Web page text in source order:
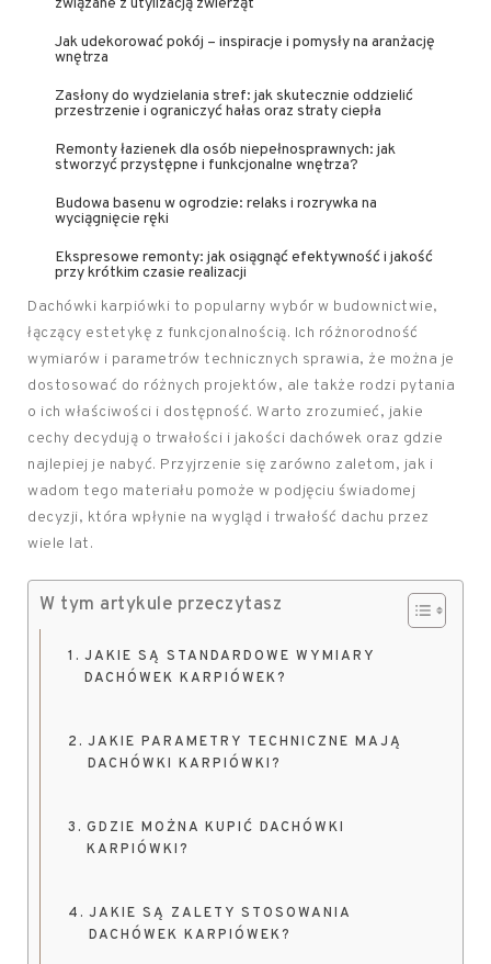
związane z utylizacją zwierząt
Jak udekorować pokój – inspiracje i pomysły na aranżację
wnętrza
Zasłony do wydzielania stref: jak skutecznie oddzielić
przestrzenie i ograniczyć hałas oraz straty ciepła
Remonty łazienek dla osób niepełnosprawnych: jak
stworzyć przystępne i funkcjonalne wnętrza?
Budowa basenu w ogrodzie: relaks i rozrywka na
wyciągnięcie ręki
Ekspresowe remonty: jak osiągnąć efektywność i jakość
przy krótkim czasie realizacji
Dachówki karpiówki to popularny wybór w budownictwie,
łączący estetykę z funkcjonalnością. Ich różnorodność
wymiarów i parametrów technicznych sprawia, że można je
dostosować do różnych projektów, ale także rodzi pytania
o ich właściwości i dostępność. Warto zrozumieć, jakie
cechy decydują o trwałości i jakości dachówek oraz gdzie
najlepiej je nabyć. Przyjrzenie się zarówno zaletom, jak i
wadom tego materiału pomoże w podjęciu świadomej
decyzji, która wpłynie na wygląd i trwałość dachu przez
wiele lat.
W tym artykule przeczytasz
JAKIE SĄ STANDARDOWE WYMIARY
DACHÓWEK KARPIÓWEK?
JAKIE PARAMETRY TECHNICZNE MAJĄ
DACHÓWKI KARPIÓWKI?
GDZIE MOŻNA KUPIĆ DACHÓWKI
KARPIÓWKI?
JAKIE SĄ ZALETY STOSOWANIA
DACHÓWEK KARPIÓWEK?